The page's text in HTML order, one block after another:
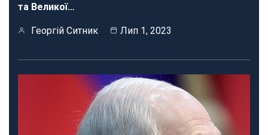
та Великої…
Георгій Ситник Лип 1, 2023